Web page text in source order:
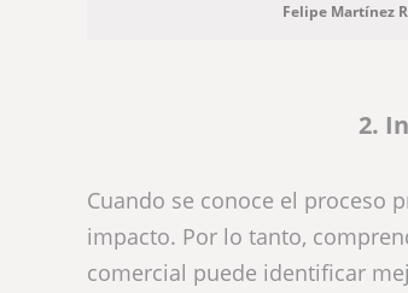
Felipe Martínez
2.
Cuando se conoce el proceso
impacto. Por lo tanto,
comercial puede identificar